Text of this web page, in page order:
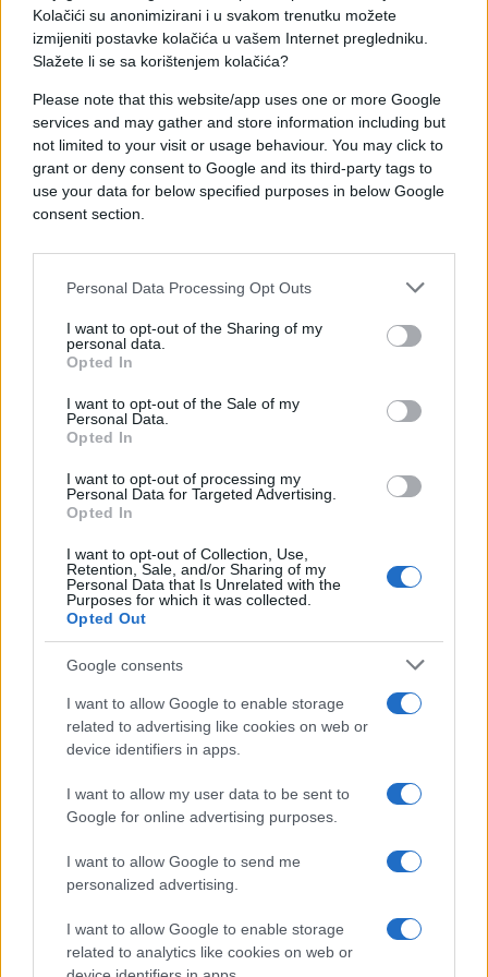
Kolačići su anonimizirani i u svakom trenutku možete
izmijeniti postavke kolačića u vašem Internet pregledniku.
Slažete li se sa korištenjem kolačića?
Please note that this website/app uses one or more Google
services and may gather and store information including but
not limited to your visit or usage behaviour. You may click to
grant or deny consent to Google and its third-party tags to
use your data for below specified purposes in below Google
consent section.
Personal Data Processing Opt Outs
I want to opt-out of the Sharing of my
personal data.
Opted In
I want to opt-out of the Sale of my
Personal Data.
Opted In
I want to opt-out of processing my
Personal Data for Targeted Advertising.
Opted In
I want to opt-out of Collection, Use,
Retention, Sale, and/or Sharing of my
Personal Data that Is Unrelated with the
Purposes for which it was collected.
Opted Out
Google consents
I want to allow Google to enable storage
related to advertising like cookies on web or
device identifiers in apps.
I want to allow my user data to be sent to
Google for online advertising purposes.
I want to allow Google to send me
personalized advertising.
I want to allow Google to enable storage
related to analytics like cookies on web or
te u Grčkoj 5 posto.
#inflacija #Hrvatska